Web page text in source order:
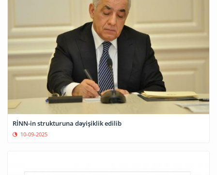
RİNN-in strukturuna dəyişiklik edilib
10-09-2025